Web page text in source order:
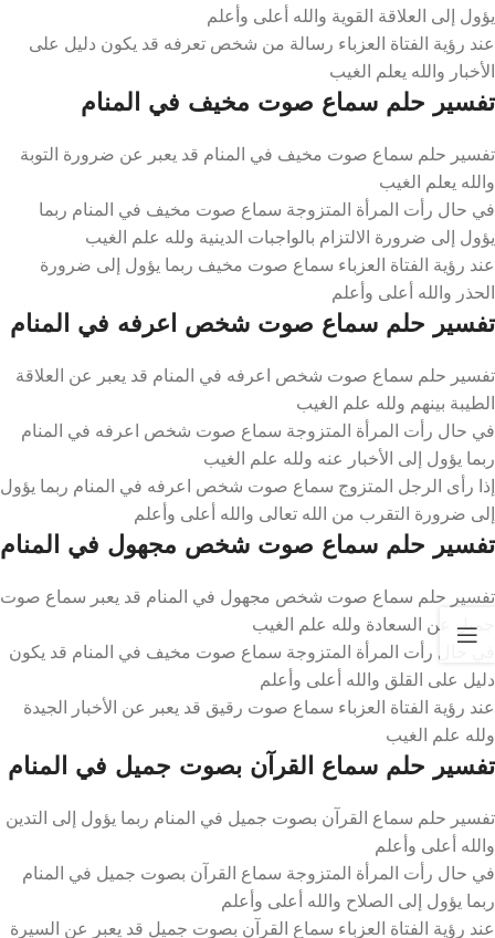
يؤول إلى العلاقة القوية والله أعلى وأعلم
عند رؤية الفتاة العزباء رسالة من شخص تعرفه قد يكون دليل على
الأخبار والله يعلم الغيب
تفسير حلم سماع صوت مخيف في المنام
تفسير حلم سماع صوت مخيف في المنام قد يعبر عن ضرورة التوبة
والله يعلم الغيب
في حال رأت المرأة المتزوجة سماع صوت مخيف في المنام ربما
يؤول إلى ضرورة الالتزام بالواجبات الدينية ولله علم الغيب
عند رؤية الفتاة العزباء سماع صوت مخيف ربما يؤول إلى ضرورة
الحذر والله أعلى وأعلم
تفسير حلم سماع صوت شخص اعرفه في المنام
تفسير حلم سماع صوت شخص اعرفه في المنام قد يعبر عن العلاقة
الطيبة بينهم ولله علم الغيب
في حال رأت المرأة المتزوجة سماع صوت شخص اعرفه في المنام
ربما يؤول إلى الأخبار عنه ولله علم الغيب
إذا رأى الرجل المتزوج سماع صوت شخص اعرفه في المنام ربما يؤول
إلى ضرورة التقرب من الله تعالى والله أعلى وأعلم
تفسير حلم سماع صوت شخص مجهول في المنام
تفسير حلم سماع صوت شخص مجهول في المنام قد يعبر سماع صوت
جميل عن السعادة ولله علم الغيب
في حال رأت المرأة المتزوجة سماع صوت مخيف في المنام قد يكون
دليل على القلق والله أعلى وأعلم
عند رؤية الفتاة العزباء سماع صوت رقيق قد يعبر عن الأخبار الجيدة
ولله علم الغيب
تفسير حلم سماع القرآن بصوت جميل في المنام
تفسير حلم سماع القرآن بصوت جميل في المنام ربما يؤول إلى التدين
والله أعلى وأعلم
في حال رأت المرأة المتزوجة سماع القرآن بصوت جميل في المنام
ربما يؤول إلى الصلاح والله أعلى وأعلم
عند رؤية الفتاة العزباء سماع القرآن بصوت جميل قد يعبر عن السيرة